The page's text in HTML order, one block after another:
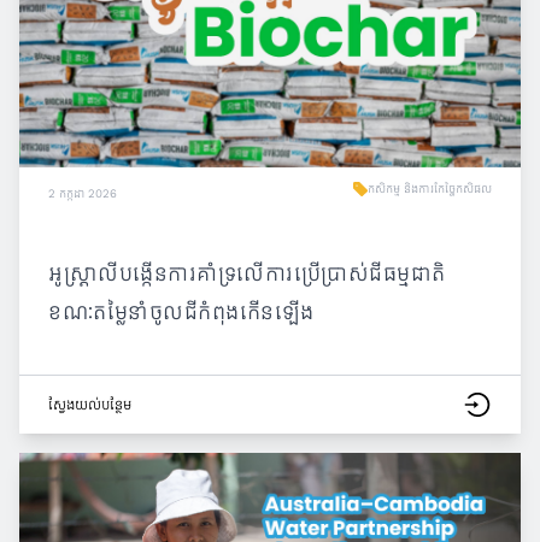
2 កក្កដា 2026 កសិកម្ម និងការកែច្នៃកសិផល
អូស្ត្រាលីបង្កើនការគាំទ្រលើការប្រើប្រាស់ជីធម្មជាតិ
ខណៈតម្លៃនាំចូលជីកំពុងកើនឡើង
ស្វែង​យល់​បន្ថែម